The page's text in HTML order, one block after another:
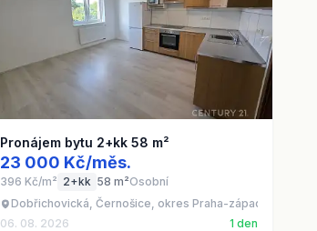
Pronájem bytu 2+kk 58 m²
23 000 Kč/měs.
396 Kč/m² 2+kk 58 m²Osobní
Dobřichovická, Černošice, okres Praha-západ
06. 08. 2026
1 den